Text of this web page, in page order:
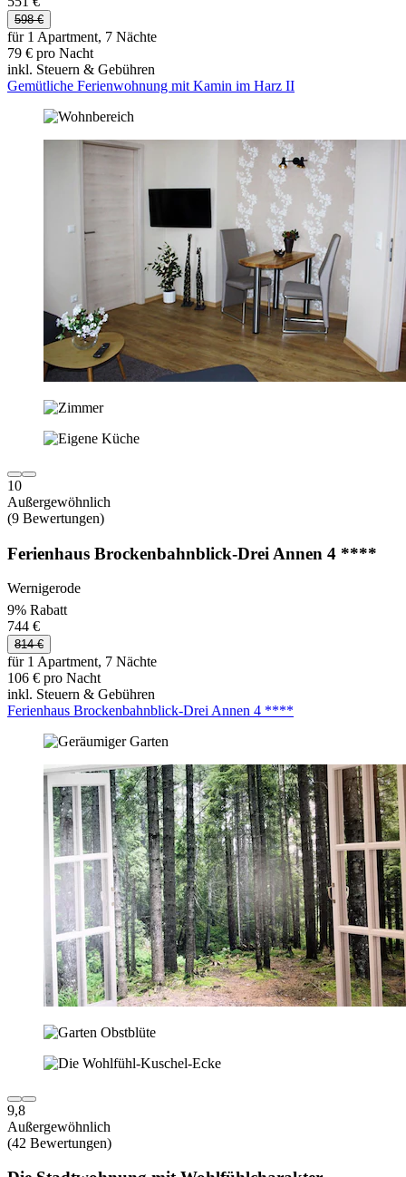
598 €
für 1 Apartment, 7 Nächte
79 € pro Nacht
inkl. Steuern & Gebühren
Gemütliche Ferienwohnung mit Kamin im Harz II
10
Außergewöhnlich
(9 Bewertungen)
Ferienhaus Brockenbahnblick-Drei Annen 4 ****
Wernigerode
9% Rabatt
744 €
814 €
für 1 Apartment, 7 Nächte
106 € pro Nacht
inkl. Steuern & Gebühren
Ferienhaus Brockenbahnblick-Drei Annen 4 ****
9,8
Außergewöhnlich
(42 Bewertungen)